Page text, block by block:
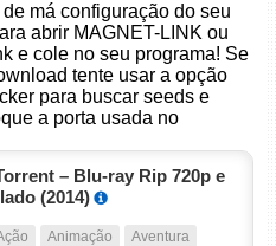
má configuração do seu
abrir MAGNET-LINK ou
e cole no seu programa! Se
tente usar a opção
para buscar seeds e
a porta usada no
– Blu-ray Rip 720p e
(2014)
Animação
Aventura